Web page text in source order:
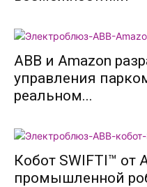
ABB и Amazon
управления
реальном...
Кобот SWIFTI™ от
промышленной